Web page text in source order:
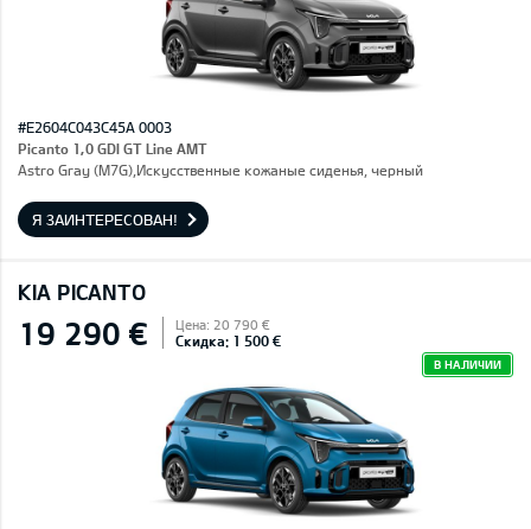
#E2604C043C45A 0003
Picanto 1,0 GDI GT Line AMT
Astro Gray (M7G),Искусственные кожаные сиденья, черный
Я ЗАИНТЕРЕСОВАН!
KIA PICANTO
19 290 € Цена: 20 790 €
Скидка: 1 500 €
В НАЛИЧИИ